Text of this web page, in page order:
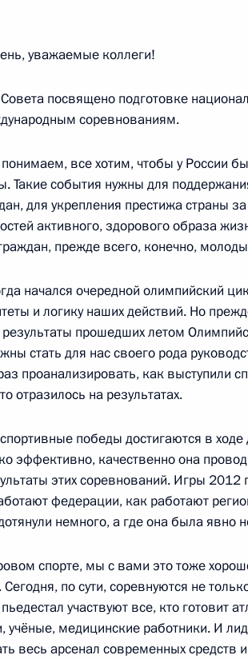
по развитию физической культуры
отношениям
развития в России системы
и детско-юношеского спорта
осмотра олимпийских объектов
Мутко и Владимиром Лукиным
18:00
уважаемые коллеги!
посвящено подготовке
соревнованиям.
все хотим, чтобы у России
Такие события нужны для
для укрепления престижа страны
активного, здорового образа
прежде всего, конечно,
начался очередной олимпийский
и логику наших действий. Но
прошедших летом
стать для нас своего рода
проанализировать, как выступили
отразилось на результатах.
победы достигаются в
эффективно, качественно она
этих соревнований. Игры 2012
федерации, как работают
немного, а где она была явно
спорте, мы с вами это тоже
Сегодня, по сути, соревнуются не
участвуют все, кто готовит
учёные, медицинские работники. И
весь арсенал современных средств